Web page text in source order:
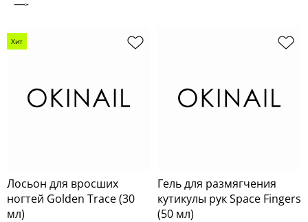
Хит
Лосьон для вросших
ногтей Golden Trace (30
мл)
Гель для размягчения
кутикулы рук Space Fingers
(50 мл)